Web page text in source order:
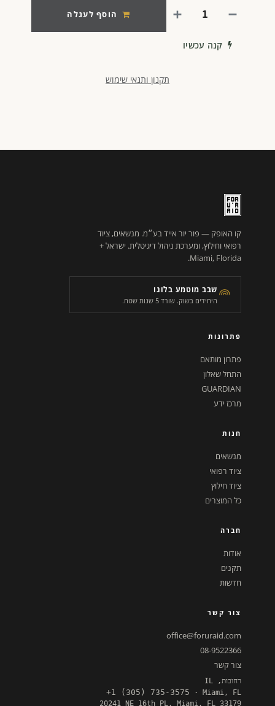
הוסף לעגלה
קנה עכשיו
תקנון ותנאי שימוש
קו האופק — פור יור אייד בע״מ. מנשאים, ציוד
רפואי וחילוץ, ומערכת ניהול דיגיטלית. ישראל +
Miami, Florida.
שבב מוטמע בלוגו
היחידים בשוק. שורד 5 שנות שטח.
פתרונות
פתרון מותאם
התחל שאלון
GUARDIAN
מרכז ידע
חנות
מנשאים
ציוד רפואי
ציוד חילוץ
כל המוצרים
חברה
אודות
תקנים
חדשות
צור קשר
office@foruraid.com
08-9522366
צור קשר
רחובות, IL
+1 (305) 735-3575 · Miami, FL
20241 NE 16th PL, Miami, FL 33179